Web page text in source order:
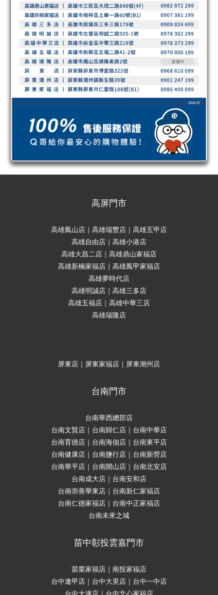
高屏門市
高雄鳳山店｜高雄瑞豐店｜高雄五甲店
高雄自由店｜高雄小港店
高雄大昌二店｜高雄鼎山家福店
高雄新楠家福店｜高雄鳳甲家福店
高雄夢時代店
高雄明誠店｜高雄三多店
高雄五福店｜高雄中華三店
高雄瑞隆店
屏東店｜屏東家福店｜屏東潮州店
台南門市
台南華西總部店
台南文賢店｜台南歸仁店｜台南中華店
台南育德店｜台南海佃店｜台南東平店
台南健康店｜台南鹽行店｜台南新營店
台南華平店｜台南開山店｜台南北安店
台南成大店｜台南安和店
台南崇善華東店｜台南新仁家福店
台南仁德家福店｜台南中正家福店
台南未來之城
苗中彰投雲嘉門市
苗栗家福店｜南投家福店
台中逢甲店｜台中大里店｜台中一中店